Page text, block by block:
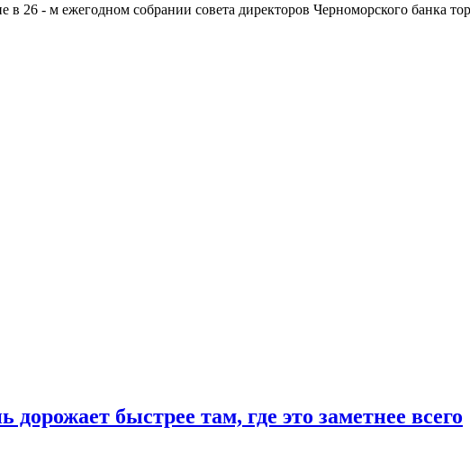
26 - м ежегодном собрании совета директоров Черноморского банка
дорожает быстрее там, где это заметнее всего